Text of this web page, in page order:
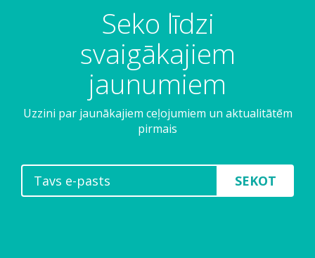
Seko līdzi
svaigākajiem
jaunumiem
Uzzini par jaunākajiem ceļojumiem un aktualitātēm
pirmais
SEKOT